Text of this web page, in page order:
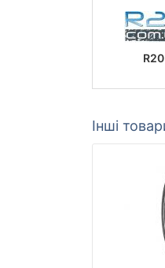
R20
Інші